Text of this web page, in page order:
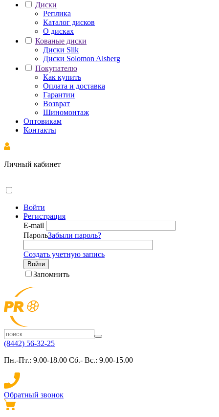
Диски
Реплика
Каталог дисков
О дисках
Кованые диски
Диски Slik
Диски Solomon Alsberg
Покупателю
Как купить
Оплата и доставка
Гарантии
Возврат
Шиномонтаж
Оптовикам
Контакты
Личный кабинет
Войти
Регистрация
E-mail
ПарольЗабыли пароль?
Создать учетную запись
Войти
Запомнить
(8442) 56-32-25
Пн.-Пт.: 9.00-18.00 Сб.- Вс.: 9.00-15.00
Обратный звонок